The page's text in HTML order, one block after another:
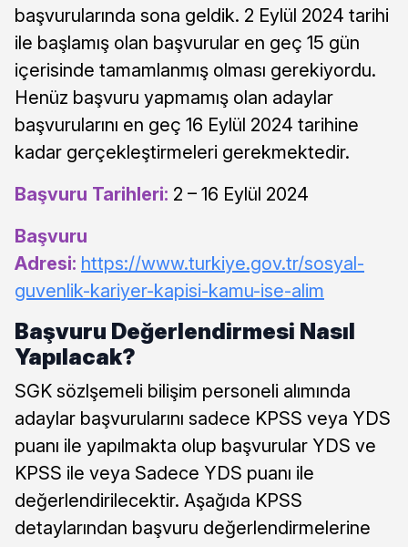
başvurularında sona geldik. 2 Eylül 2024 tarihi
ile başlamış olan başvurular en geç 15 gün
içerisinde tamamlanmış olması gerekiyordu.
Henüz başvuru yapmamış olan adaylar
başvurularını en geç 16 Eylül 2024 tarihine
kadar gerçekleştirmeleri gerekmektedir.
Başvuru Tarihleri: 2 – 16 Eylül 2024
Başvuru
Adresi: https://www.turkiye.gov.tr/sosyal-
guvenlik-kariyer-kapisi-kamu-ise-alim
Başvuru Değerlendirmesi Nasıl
Yapılacak?
SGK sözlşemeli bilişim personeli alımında
adaylar başvurularını sadece KPSS veya YDS
puanı ile yapılmakta olup başvurular YDS ve
KPSS ile veya Sadece YDS puanı ile
değerlendirilecektir. Aşağıda KPSS
detaylarından başvuru değerlendirmelerine